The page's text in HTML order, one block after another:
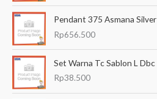
Pendant 375 Asmana Silver
Rp656.500
Set Warna Tc Sablon L Dbc
Rp38.500